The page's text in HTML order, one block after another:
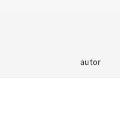
autor